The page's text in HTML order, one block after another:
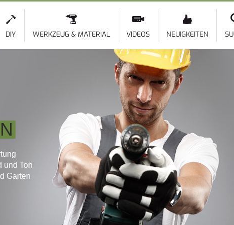
DIY WERKZEUG & MATERIAL VIDEOS NEUIGKEITEN
und Ton
Garten